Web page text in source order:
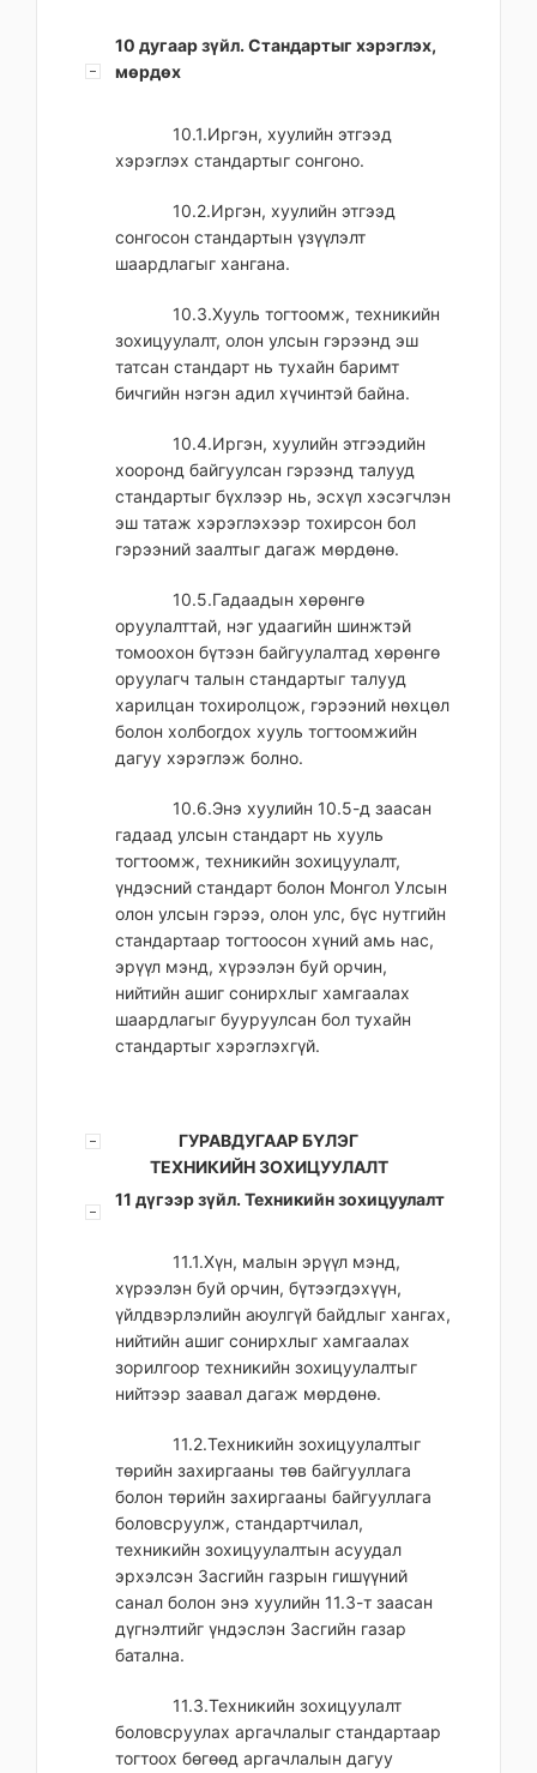
10 дугаар зүйл. Стандартыг хэрэглэх,
мөрдөх
10.1.Иргэн, хуулийн этгээд
хэрэглэх стандартыг сонгоно.
10.2.Иргэн, хуулийн этгээд
сонгосон стандартын үзүүлэлт
шаардлагыг хангана.
10.3.Хууль тогтоомж, техникийн
зохицуулалт, олон улсын гэрээнд эш
татсан стандарт нь тухайн баримт
бичгийн нэгэн адил хүчинтэй байна.
10.4.Иргэн, хуулийн этгээдийн
хооронд байгуулсан гэрээнд талууд
стандартыг бүхлээр нь, эсхүл хэсэгчлэн
эш татаж хэрэглэхээр тохирсон бол
гэрээний заалтыг дагаж мөрдөнө.
10.5.Гадаадын хөрөнгө
оруулалттай, нэг удаагийн шинжтэй
томоохон бүтээн байгуулалтад хөрөнгө
оруулагч талын стандартыг талууд
харилцан тохиролцож, гэрээний нөхцөл
болон холбогдох хууль тогтоомжийн
дагуу хэрэглэж болно.
10.6.Энэ хуулийн 10.5-д заасан
гадаад улсын стандарт нь хууль
тогтоомж, техникийн зохицуулалт,
үндэсний стандарт болон Монгол Улсын
олон улсын гэрээ, олон улс, бүс нутгийн
стандартаар тогтоосон хүний амь нас,
эрүүл мэнд, хүрээлэн буй орчин,
нийтийн ашиг сонирхлыг хамгаалах
шаардлагыг бууруулсан бол тухайн
стандартыг хэрэглэхгүй.
ГУРАВДУГААР БҮЛЭГ
ТЕХНИКИЙН ЗОХИЦУУЛАЛТ
11 дүгээр зүйл. Техникийн зохицуулалт
11.1.Хүн, малын эрүүл мэнд,
хүрээлэн буй орчин, бүтээгдэхүүн,
үйлдвэрлэлийн аюулгүй байдлыг хангах,
нийтийн ашиг сонирхлыг хамгаалах
зорилгоор техникийн зохицуулалтыг
нийтээр заавал дагаж мөрдөнө.
11.2.Техникийн зохицуулалтыг
төрийн захиргааны төв байгууллага
болон төрийн захиргааны байгууллага
боловсруулж, стандартчилал,
техникийн зохицуулалтын асуудал
эрхэлсэн Засгийн газрын гишүүний
санал болон энэ хуулийн 11.3-т заасан
дүгнэлтийг үндэслэн Засгийн газар
батална.
11.3.Техникийн зохицуулалт
боловсруулах аргачлалыг стандартаар
тогтоох бөгөөд аргачлалын дагуу